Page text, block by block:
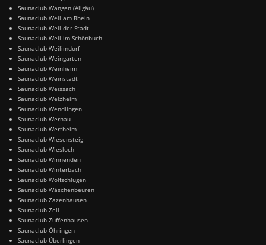
Saunaclub Wangen (Allgäu)
Saunaclub Weil am Rhein
Saunaclub Weil der Stadt
Saunaclub Weil im Schönbuch
Saunaclub Weilimdorf
Saunaclub Weingarten
Saunaclub Weinheim
Saunaclub Weinstadt
Saunaclub Weissach
Saunaclub Welzheim
Saunaclub Wendlingen
Saunaclub Wernau
Saunaclub Wertheim
Saunaclub Wiesensteig
Saunaclub Wiesloch
Saunaclub Winnenden
Saunaclub Winterbach
Saunaclub Wolfschlugen
Saunaclub Wäschenbeuren
Saunaclub Zazenhausen
Saunaclub Zell
Saunaclub Zuffenhausen
Saunaclub Öhringen
Saunaclub Überlingen